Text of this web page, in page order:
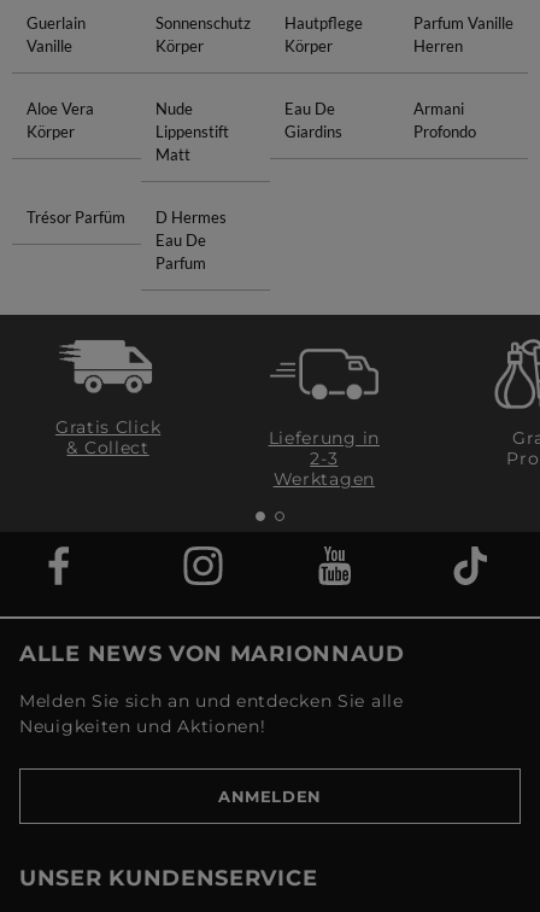
Guerlain
Vanille
Sonnenschutz
Körper
Hautpflege
Körper
Parfum Vanille
Herren
Aloe Vera
Körper
Nude
Lippenstift
Matt
Eau De
Giardins
Armani
Profondo
Trésor Parfüm
D Hermes
Eau De
Parfum
Gratis Click
& Collect
Lieferung in
2-3
Werktagen
ALLE NEWS VON MARIONNAUD
Melden Sie sich an und entdecken Sie alle
Neuigkeiten und Aktionen!
ANMELDEN
UNSER KUNDENSERVICE